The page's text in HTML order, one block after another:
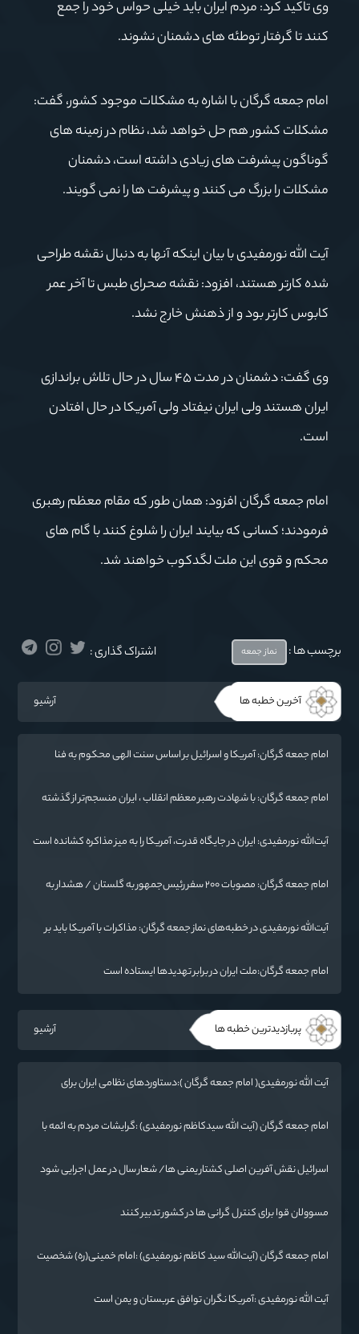
وی تاکید کرد: مردم ایران باید خیلی حواس خود را جمع
کنند تا گرفتار توطئه های دشمنان نشوند.
امام جمعه گرگان با اشاره به مشکلات موجود کشور، گفت:
مشکلات کشور هم حل خواهد شد، نظام در زمینه های
گوناگون پیشرفت های زیادی داشته است، دشمنان
مشکلات را بزرگ می کنند و پیشرفت ها را نمی گویند.
آیت الله نورمفیدی با بیان اینکه آنها به دنبال نقشه طراحی
شده کارتر هستند، افزود: نقشه صحرای طبس تا آخر عمر
کابوس کارتر بود و از ذهنش خارج نشد.
وی گفت: دشمنان در مدت ۴۵ سال در حال تلاش براندازی
ایران هستند ولی ایران نیفتاد ولی آمریکا در حال افتادن
است.
امام جمعه گرگان افزود: همان طور که مقام معظم رهبری
فرمودند؛ کسانی که بیایند ایران را شلوغ کنند با گام های
محکم و قوی این ملت لگدکوب خواهند شد.
برچسب ها : نماز جمعه اشتراک گذاری :
آخرین خطبه ها آرشیو
امام جمعه گرگان: آمریکا و اسرائیل بر اساس سنت الهی محکوم به فنا
امام جمعه گرگان: با شهادت رهبر معظم انقلاب ، ایران منسجم‌تر از گذشته
آیت‌الله نورمفیدی: ایران در جایگاه قدرت، آمریکا را به میز مذاکره کشانده است
امام جمعه گرگان: مصوبات ۲۰۰ سفر رئیس‌جمهور به گلستان / هشدار به
آیت‌الله نورمفیدی در خطبه‌های نماز جمعه گرگان: مذاکرات با آمریکا باید بر
امام جمعه گرگان:ملت ایران در برابر تهدیدها ایستاده است
پربازدیدترین خطبه ها آرشیو
آیت الله نورمفیدی( امام جمعه گرگان ):دستاوردهای نظامی ایران برای
امام جمعه گرگان (آیت الله سیدکاظم نورمفیدی) :گرایشات مردم به ائمه با
اسرائیل نقش آفرین اصلی کشتار یمنی ها/ شعار سال در عمل اجرایی شود
مسوولان قوا برای کنترل گرانی ها در کشور تدبیر کنند
امام جمعه گرگان (آیت‌الله سید کاظم نورمفیدی) :امام خمینی(ره) شخصیت
آیت الله نورمفیدی :آمریکا نگران توافق عربستان و یمن است